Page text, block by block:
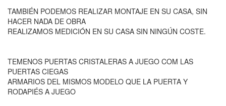
TAMBIÉN PODEMOS REALIZAR MONTAJE EN SU CASA, SIN
HACER NADA DE OBRA
REALIZAMOS MEDICIÓN EN SU CASA SIN NINGÚN COSTE.
TEMENOS PUERTAS CRISTALERAS A JUEGO COM LAS
PUERTAS CIEGAS
ARMARIOS DEL MISMOS MODELO QUE LA PUERTA Y
RODAPIÉS A JUEGO